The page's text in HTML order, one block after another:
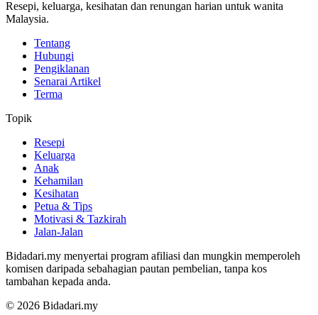
Resepi, keluarga, kesihatan dan renungan harian untuk wanita
Malaysia.
Tentang
Hubungi
Pengiklanan
Senarai Artikel
Terma
Topik
Resepi
Keluarga
Anak
Kehamilan
Kesihatan
Petua & Tips
Motivasi & Tazkirah
Jalan-Jalan
Bidadari.my menyertai program afiliasi dan mungkin memperoleh
komisen daripada sebahagian pautan pembelian, tanpa kos
tambahan kepada anda.
© 2026 Bidadari.my